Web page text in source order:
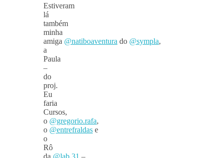
Estiveram
lá
também
minha
amiga @natiboaventura do @sympla,
a
Paula
–
do
proj.
Eu
faria
Cursos,
o @gregorio.rafa,
o @entrefraldas e
o
Rô
da @lab.31 –